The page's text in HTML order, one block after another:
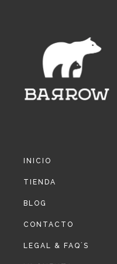
INICIO
TIENDA
BLOG
CONTACTO
LEGAL & FAQ´S